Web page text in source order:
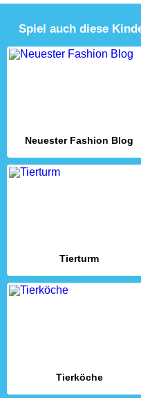
Spiel auch diese
Neuester Fashion Blog
Tierturm
Tierköche